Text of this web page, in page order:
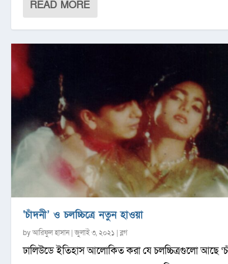
READ MORE
‘চাঁদনী’ ও চলচ্চিত্রে নতুন হাওয়া
byআরিফুল হাসান|জুলাই ৩, ২০২১|ব্লগ
ঢালিউডে ইতিহাস আলোকিত করা যে চলচ্চিত্রগুলো আছে